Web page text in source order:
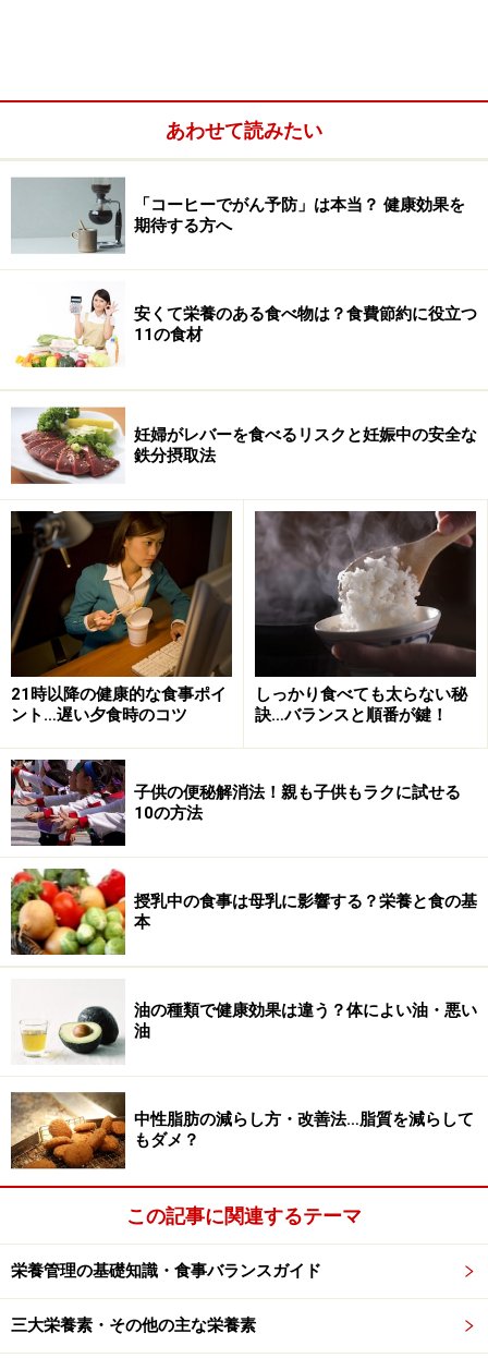
妊娠中のレバーの食べ過ぎは「ビタミンAの過剰摂
取」のリスクに
妊娠中の鉄不足で起こること・リスク
妊娠中の鉄不足による貧血対処法
妊娠中のレバーの食べ過ぎは「ビタミンAの
過剰摂取」のリスクに
国立健康・栄養研究所のウェブサイトには、「レバーな
どには、ビタミンAが多く含まれていますが、過剰摂取
により先天奇形が増加することが報告されているため、
妊娠を計画する人や妊娠3か月以内の人は、大量摂取を
避けましょう。」と掲載されています。授乳婦のビタミ
ンA推奨量は1,100-1,150μgRE/日です。
豚レバーは100g当たり13,000μg、鶏レバーは100g当た
り14,000μg、牛レバーは100g当たり1,100μgのビタミン
Aを含みます。100グラムの重さの目安は、一口サイズの
角切り肉が5個分くらいです。よって、特に意識せずに
食べると、すぐに過剰摂取になるので注意する必要があ
ります。レバーはよくない＆避けましょうと書きました
が、レバーが好物という人は、完全に避けるのではなく
分量に注意しながら食べるようにしましょう。ただ、今
でも「レバーをたくさん食べるように」と指示を出す医
師や栄養士が存在するようで、本当に過剰摂取になる可
能性もあります。みんなで気をつけたいところです。
妊娠中の鉄不足で起こること・リスク
鉄分の不足は、妊婦さんの体力の問題だけでなく、早産
との関連も示唆されています。一般的に貧血が顕著にな
るのは妊娠後期ですが、後期に入る前の鉄不足によるリ
スクを懸念するリサーチもあるようです。
妊娠中の鉄不足による貧血対処法
日本人の食事摂取基準（2015年版）によると、推奨され
る１日の鉄の量は、月経のある成人女性では10.5mg、妊
あわせて読みたい
「コーヒーでがん予防」は本当？ 健康効果を
期待する方へ
安くて栄養のある食べ物は？食費節約に役立つ
11の食材
妊婦がレバーを食べるリスクと妊娠中の安全な
鉄分摂取法
21時以降の健康的な食事ポイ
ント…遅い夕食時のコツ
しっかり食べても太らない秘
訣…バランスと順番が鍵！
子供の便秘解消法！親も子供もラクに試せる
10の方法
授乳中の食事は母乳に影響する？栄養と食の基
本
油の種類で健康効果は違う？体によい油・悪い
油
中性脂肪の減らし方・改善法…脂質を減らして
もダメ？
この記事に関連するテーマ
栄養管理の基礎知識・食事バランスガイド
三大栄養素・その他の主な栄養素